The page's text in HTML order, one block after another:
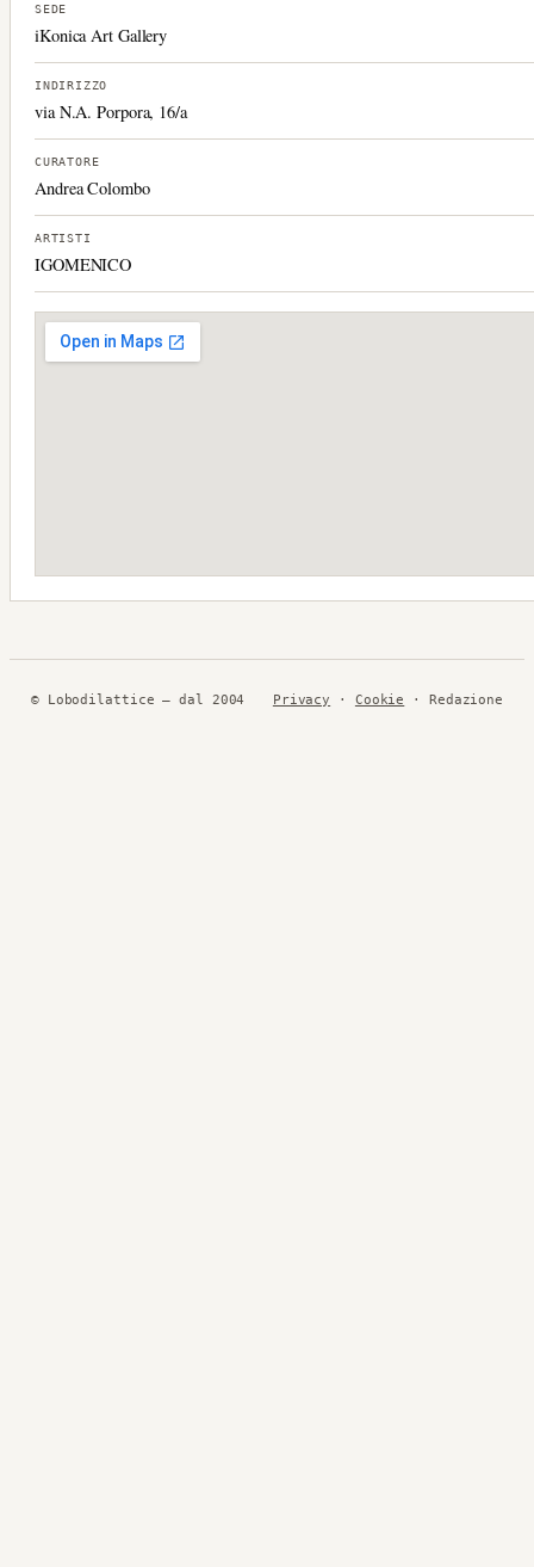
SEDE
iKonica Art Gallery
INDIRIZZO
via N.A. Porpora, 16/a
CURATORE
Andrea Colombo
ARTISTI
IGOMENICO
© Lobodilattice — dal 2004 Privacy · Cookie · Redazione